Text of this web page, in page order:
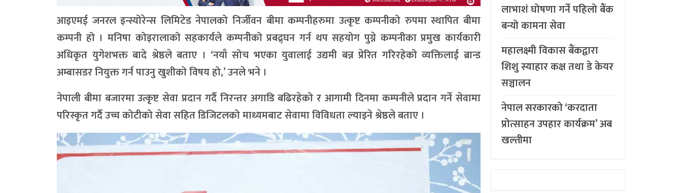
आइएमई जनरल इन्स्योरेन्स लिमिटेड नेपालको निर्जीवन बीमा कम्पनीहरुमा उत्कृष्ट कम्पनीको रुपमा स्थापित बीमा
कम्पनी हो । मनिषा कोइरालाको सहकार्यले कम्पनीेको प्रबद्र्घन गर्न थप सहयोग पुग्ने कम्पनीका प्रमुख कार्यकारी
अधिकृत युगेशभक्त बादे श्रेष्ठले बताए । ‘नयाँ सोच भएका युवालाई उद्यमी बन्न प्रेरित गरिरहेको व्यक्तिलाई ब्रान्ड
अम्बासडर नियुक्त गर्न पाउनु खुशीको विषय हो,’ उनले भने ।
नेपाली बीमा बजारमा उत्कृष्ट सेवा प्रदान गर्दै निरन्तर अगाडि बढिरहेको र आगामी दिनमा कम्पनीले प्रदान गर्ने सेवामा
परिस्कृत गर्दै उच्च कोटीको सेवा सहित डिजिटलको माध्यमबाट सेवामा विविधता ल्याइने श्रेष्ठले बताए ।
लाभाशं घोषणा गर्ने पहिलो बैंक
बन्यो कामना सेवा
महालक्ष्मी विकास बैंकद्वारा
शिशु स्याहार कक्ष तथा डे केयर
सञ्चालन
नेपाल सरकारको ‘करदाता
प्रोत्साहन उपहार कार्यक्रम’ अब
खल्तीमा